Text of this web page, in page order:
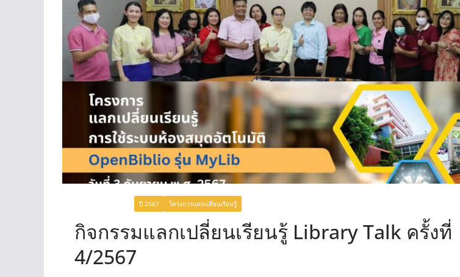
ปี 2567 โครงการแลกเปลี่ยนเรียนรู้
กิจกรรมแลกเปลี่ยนเรียนรู้ Library Talk ครั้งที่
4/2567